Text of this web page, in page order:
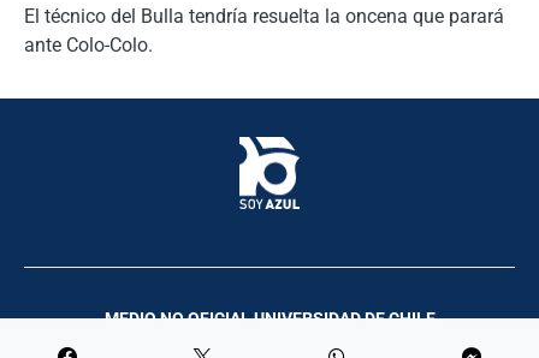
El técnico del Bulla tendría resuelta la oncena que parará
ante Colo-Colo.
MEDIO NO OFICIAL UNIVERSIDAD DE CHILE
Palco Comunicación y Producciones | 2023